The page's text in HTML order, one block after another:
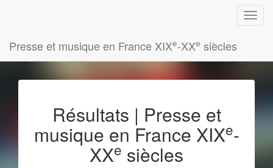
Presse et musique en France XIXe-XXe siècles
Résultats | Presse et
musique en France XIXe-
XXe siècles